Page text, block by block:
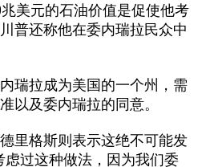
美元的石油价值是促使他考
普还称他在委内瑞拉民众中
瑞拉成为美国的一个州，需
以及委内瑞拉的同意。
里格斯则表示这绝不可能发
虑过这种做法，因为我们委